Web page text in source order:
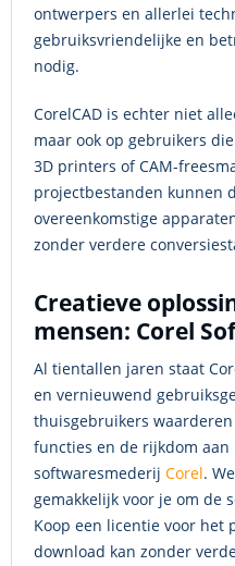
ontwerpers en allerlei
gebruiksvriendelijke en
nodig.
CorelCAD is echter niet
maar ook op gebruikers
3D printers of CAM-
projectbestanden kunnen
overeenkomstige
zonder verdere
Creatieve
mensen: Corel
Al tientallen jaren staat
en vernieuwend
thuisgebruikers
functies en de rijkdom aan
softwaresmederij Corel.
gemakkelijk voor je om de
Koop een licentie voor het
download kan zonder